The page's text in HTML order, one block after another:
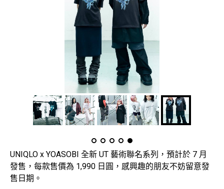
UNIQLO x YOASOBI 全新 UT 藝術聯名系列，預計於 7 月
發售，每款售價為 1,990 日圓，感興趣的朋友不妨留意發
售日期。